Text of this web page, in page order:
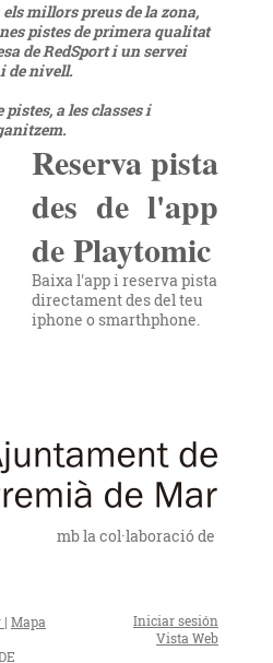
els millors preus de la zona,
pistes de primera qualitat
de RedSport i un servei
de nivell.
a les classes i
Reserva pista
des de l'app
de Playtomic
Baixa l'app i reserva pista
directament des del teu
iphone o smarthphone.
mb la col·laboració de
| Mapa
Iniciar sesión
Vista Web